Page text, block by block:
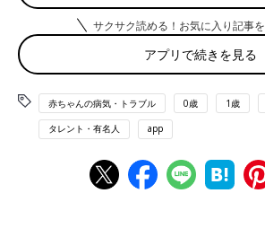
長男の幼稚園入園式にて。ぜんそくによる咳がひどく
インリンさんといえば、抜群のスタイルと
ラビアを思い出す方も多いでしょう。そん
49歳。相変わらずの美しさですが、私生活
サクサク読める！お気に入り記事
アプリで続きを見る
赤ちゃんの病気・トラブル 0歳 1歳
タレント・有名人 app